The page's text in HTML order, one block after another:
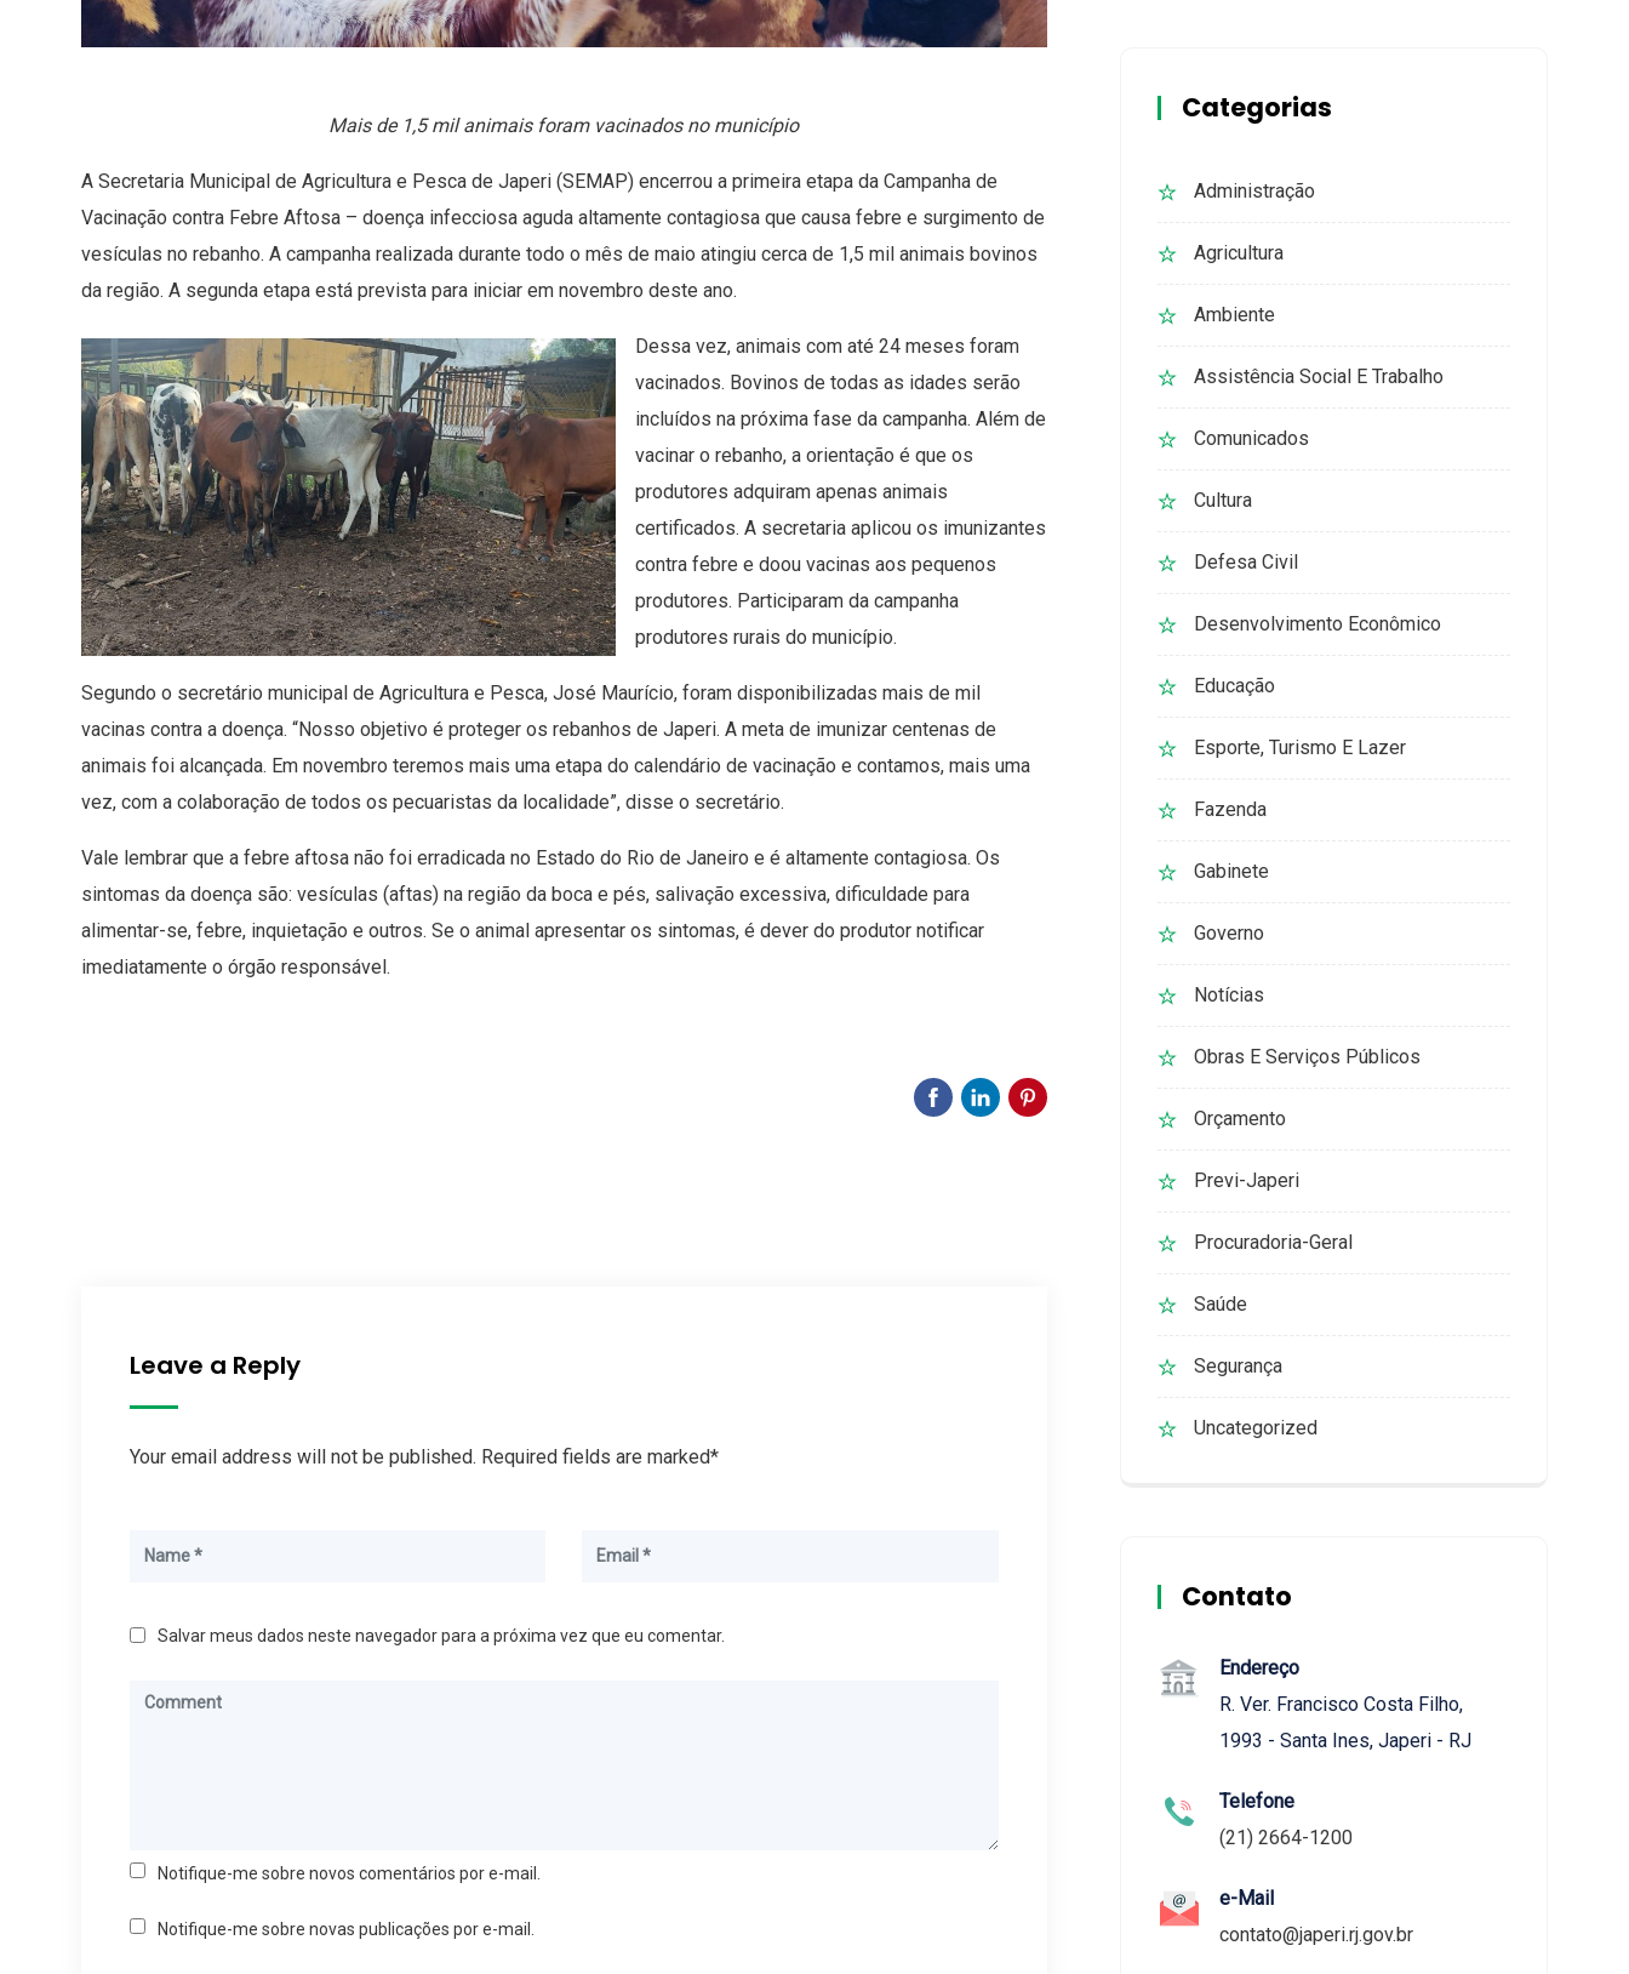
Mais de 1,5 mil animais foram vacinados no município
A Secretaria Municipal de Agricultura e Pesca de Japeri (SEMAP) encerrou a primeira etapa da Campanha de
Vacinação contra Febre Aftosa – doença infecciosa aguda altamente contagiosa que causa febre e surgimento de
vesículas no rebanho. A campanha realizada durante todo o mês de maio atingiu cerca de 1,5 mil animais bovinos
da região. A segunda etapa está prevista para iniciar em novembro deste ano.
Dessa vez, animais com até 24 meses foram
vacinados. Bovinos de todas as idades serão
incluídos na próxima fase da campanha. Além de
vacinar o rebanho, a orientação é que os
produtores adquiram apenas animais
certificados. A secretaria aplicou os imunizantes
contra febre e doou vacinas aos pequenos
produtores. Participaram da campanha
produtores rurais do município.
Segundo o secretário municipal de Agricultura e Pesca, José Maurício, foram disponibilizadas mais de mil
vacinas contra a doença. “Nosso objetivo é proteger os rebanhos de Japeri. A meta de imunizar centenas de
animais foi alcançada. Em novembro teremos mais uma etapa do calendário de vacinação e contamos, mais uma
vez, com a colaboração de todos os pecuaristas da localidade”, disse o secretário.
Vale lembrar que a febre aftosa não foi erradicada no Estado do Rio de Janeiro e é altamente contagiosa. Os
sintomas da doença são: vesículas (aftas) na região da boca e pés, salivação excessiva, dificuldade para
alimentar-se, febre, inquietação e outros. Se o animal apresentar os sintomas, é dever do produtor notificar
imediatamente o órgão responsável.
Leave a Reply
Your email address will not be published. Required fields are marked*
Salvar meus dados neste navegador para a próxima vez que eu comentar.
Notifique-me sobre novos comentários por e-mail.
Notifique-me sobre novas publicações por e-mail.
Categorias
Administração
Agricultura
Ambiente
Assistência Social E Trabalho
Comunicados
Cultura
Defesa Civil
Desenvolvimento Econômico
Educação
Esporte, Turismo E Lazer
Fazenda
Gabinete
Governo
Notícias
Obras E Serviços Públicos
Orçamento
Previ-Japeri
Procuradoria-Geral
Saúde
Segurança
Uncategorized
Contato
Endereço
R. Ver. Francisco Costa Filho,
1993 - Santa Ines, Japeri - RJ
Telefone
(21) 2664-1200
e-Mail
contato@japeri.rj.gov.br